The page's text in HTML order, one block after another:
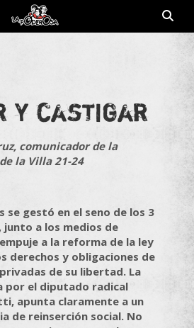
y castigar
comunicador de la
la Villa 21-24
se gestó en el seno de los 3
junto a los medios de
a la reforma de la ley
derechos y obligaciones de
de su libertad. La
por el diputado radical
apunta claramente a un
de reinserción social. No